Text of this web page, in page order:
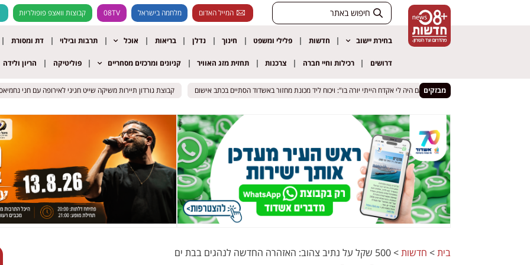
המייל האדום מלחמה בישראל 08TV קבוצות וואצפ פופולריות
בחירת יישוב חדשות פלילי ומשפט חינוך נדלן בריאות אוכל תרבות ובילוי דת ומסורת
דרושים רכילות וחיי חברה צרכנות תחזית מזג האוויר קניונים ומרכזים מסחריים פוליטיקה הריון ולידה
מבזקים
"אם היה לי אקדח הייתי יורה בו": ויכוח ליד מכונת מחזור באשדוד הסתיים בכתב אישום קבוצת גורדון תיירות משיקה שייט חגיגי לאירופה עם חני נחמיאס "אם היה לי אקדח הייתי יורה בו": ויכוח ליד מכונת מחזור באשדוד הסתיים בכתב אישום קבוצת גורדון תיירות משיקה שייט חגיגי לאירופה עם חני נחמיאס
בית> חדשות>500 שקל על נתיב צהוב: האזהרה החדשה לנהגים בבת ים